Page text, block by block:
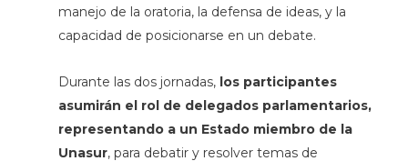
manejo de la oratoria, la defensa de ideas, y la
capacidad de posicionarse en un debate.
Durante las dos jornadas, los participantes
asumirán el rol de delegados parlamentarios,
representando a un Estado miembro de la
Unasur, para debatir y resolver temas de